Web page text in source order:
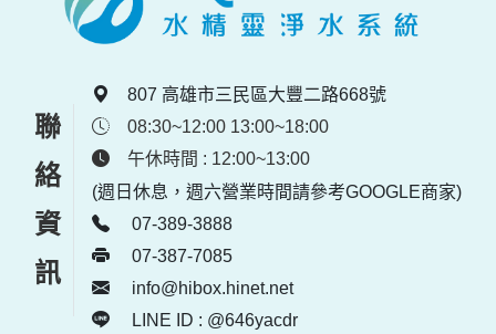
聯絡資訊
807 高雄市三民區大豐二路668號
08:30~12:00 13:00~18:00
午休時間 : 12:00~13:00
(週日休息，週六營業時間請參考GOOGLE商家)
07-389-3888
07-387-7085
info@hibox.hinet.net
LINE ID : @646yacdr